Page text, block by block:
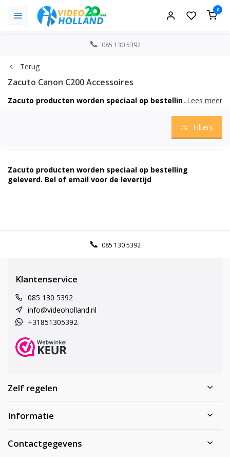
0
085 130 5392
Terug
Zacuto Canon C200 Accessoires
Zacuto producten worden speciaal op bestelling...Lees meer
Filters
Zacuto producten worden speciaal op bestelling
geleverd. Bel of email voor de levertijd
085 130 5392
Klantenservice
085 130 5392
info@videoholland.nl
+31851305392
Zelf regelen
Informatie
Contactgegevens